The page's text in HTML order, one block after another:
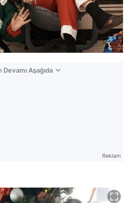
Aşağıda
Reklam